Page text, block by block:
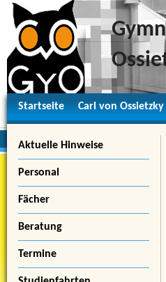
Startseite Carl von Ossietzky
Aktuelle Hinweise
Personal
Fächer
Beratung
Termine